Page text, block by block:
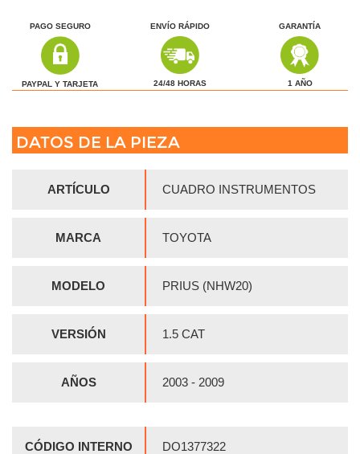
PAGO SEGURO
PAYPAL Y TARJETA
ENVÍO RÁPIDO
24/48 HORAS
GARANTÍA
1 AÑO
DATOS DE LA PIEZA
ARTÍCULO CUADRO INSTRUMENTOS
MARCA TOYOTA
MODELO PRIUS (NHW20)
VERSIÓN 1.5 CAT
AÑOS 2003 - 2009
CÓDIGO INTERNO DO1377322